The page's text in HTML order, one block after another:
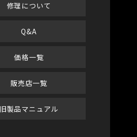
修理について
Q&A
価格一覧
販売店一覧
旧製品マニュアル